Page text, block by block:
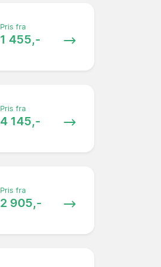
Pris fra
1 455,-
Pris fra
4 145,-
Pris fra
2 905,-